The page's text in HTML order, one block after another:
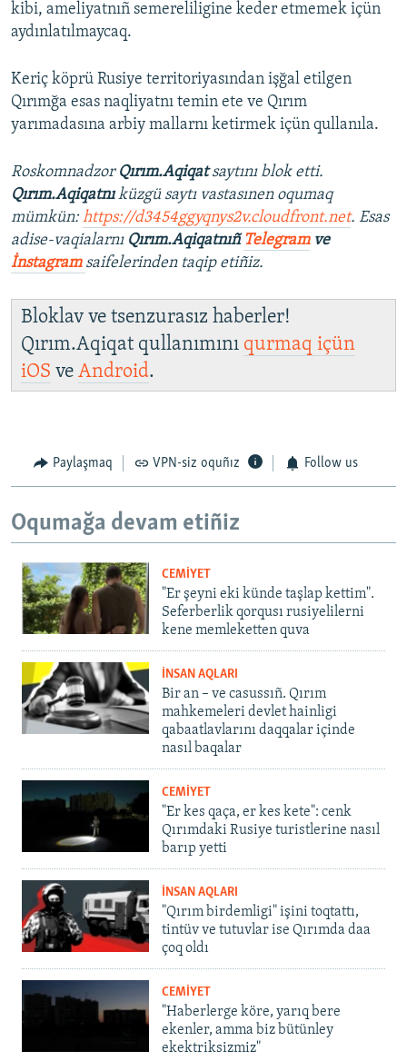
kibi, ameliyatnıñ semereliligine keder etmemek içün
aydınlatılmaycaq.
Keriç köprü Rusiye territoriyasından işğal etilgen
Qırımğa esas naqliyatnı temin ete ve Qırım
yarımadasına arbiy mallarnı ketirmek içün qullanıla.
Roskomnadzor Qırım.Aqiqatsaytını blok etti.
Qırım.Aqiqatnıküzgü saytı vastasınen oqumaq
mümkün:https://d3454ggyqnys2v.cloudfront.net. Esas
adise-vaqialarnı Qırım.Aqiqatnıñ Telegramve
İnstagram saifelerinden taqip etiñiz.
Bloklav ve tsenzurasız haberler!
Qırım.Aqiqat qullanımını qurmaq içün
iOS ve Android.
Paylaşmaq VPN-siz oquñız Follow us
Oqumağa devam etiñiz
CEMİYET
"Er şeyni eki künde taşlap kettim".
Seferberlik qorqusı rusiyelilerni
kene memleketten quva
İNSAN AQLARI
Bir an – ve casussıñ. Qırım
mahkemeleri devlet hainligi
qabaatlavlarını daqqalar içinde
nasıl baqalar
CEMİYET
"Er kes qaça, er kes kete": cenk
Qırımdaki Rusiye turistlerine nasıl
barıp yetti
İNSAN AQLARI
"Qırım birdemligi" işini toqtattı,
tintüv ve tutuvlar ise Qırımda daa
çoq oldı
CEMİYET
"Haberlerge köre, yarıq bere
ekenler, amma biz bütünley
ekektriksizmiz"